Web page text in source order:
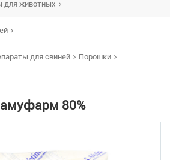
для животных
для свиней Порошки
80%